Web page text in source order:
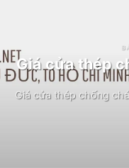
Giá cửa thép
Giá cửa thép chống